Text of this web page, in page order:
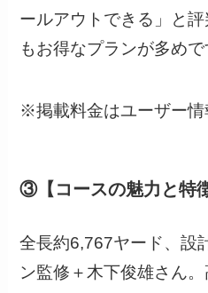
ールアウトできる」と
もお得なプランが多めで
※掲載料金はユーザー情
③【コースの魅力と特
全長約6,767ヤード、設
ン監修＋木下俊雄さん